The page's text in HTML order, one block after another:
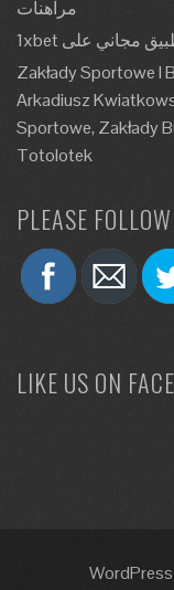
مراهنات
Zakłady Sportowe I
Arkadiusz
Sportowe, Zakłady
Totolotek
PLEASE
LIKE US ON